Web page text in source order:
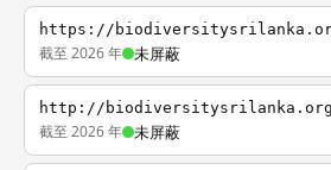
https://
截至 2026 年 未屏蔽
http://
截至 2026 年 未屏蔽